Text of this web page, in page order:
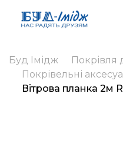
Буд Імідж
Покрівля
Покрівельні
Вітрова планка 2м